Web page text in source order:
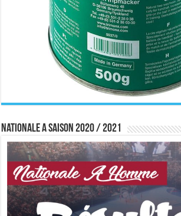
Nationale A saison 2020 / 2021